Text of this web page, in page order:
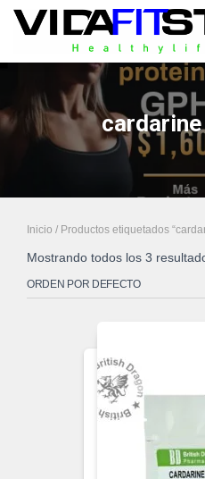
cardarine
Inicio / Productos etiquetados
Mostrando todos los 3